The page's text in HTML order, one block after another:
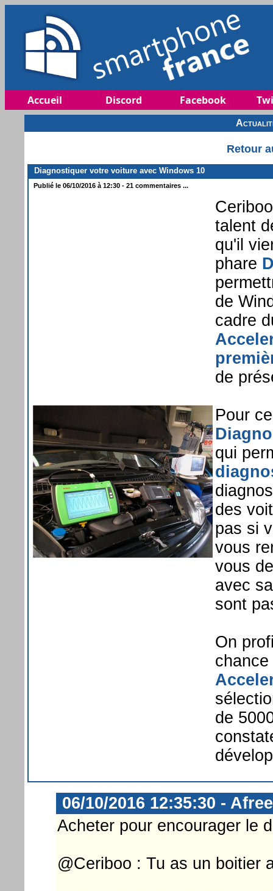
Accueil Discord Facebook
Retour
Diagnostiquer votre voiture avec Windows 10
Publié le 06/10/2016 à 12:30 - 21 commentaires ...
talent
qu'il
phare
de
cadre
de
Pour
qui
des
pas si
vous
vous
avec
sont
On
de
06/10/2016 12:35:30 -
Acheter pour encourager le
@Ceriboo : Tu as un boitier